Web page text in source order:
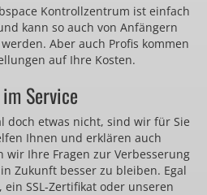
Kontrollzentrum ist einfach
kann so auch von Anfängern
Aber auch Profis kommen
auf Ihre Kosten.
Service
doch etwas nicht, sind wir für Sie
Ihnen und erklären auch
wir Ihre Fragen zur Verbesserung
Zukunft besser zu bleiben. Egal
SSL-Zertifikat oder unseren